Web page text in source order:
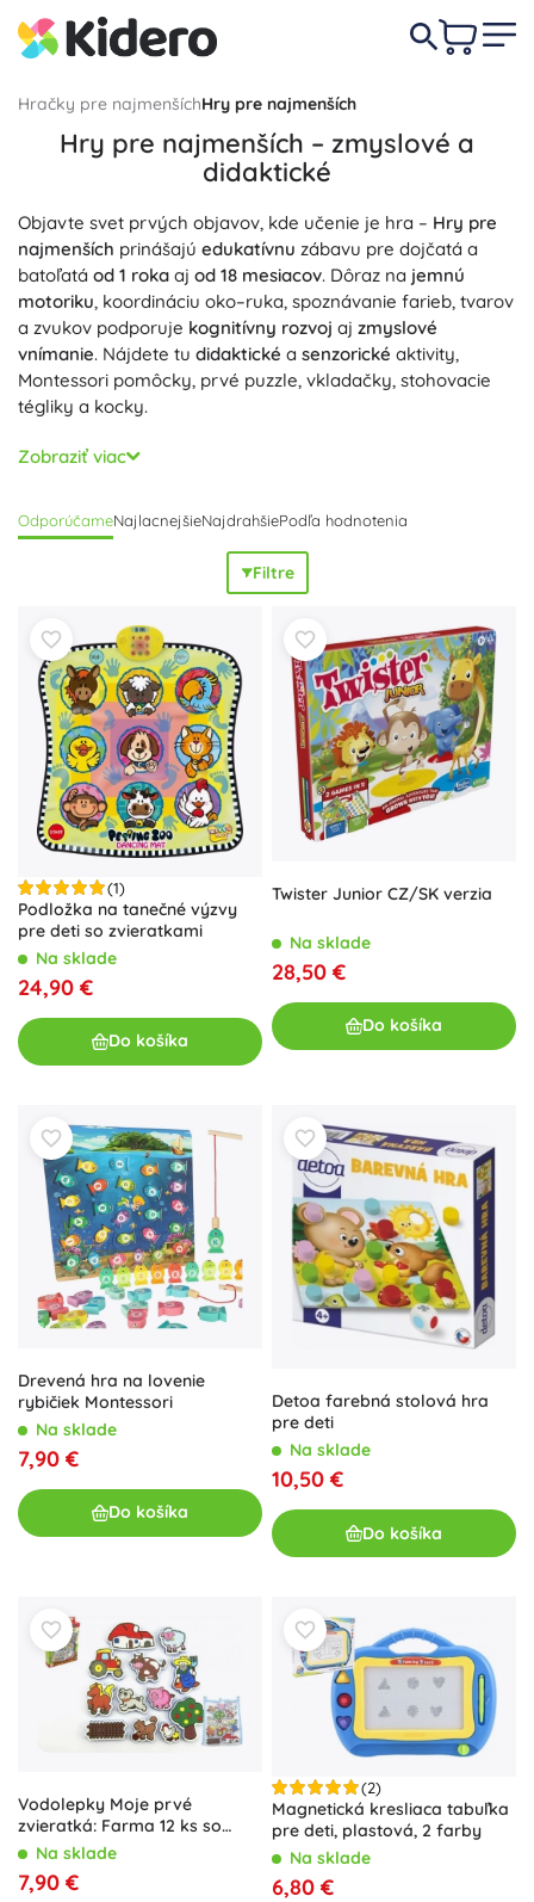
Hračky pre najmenšíchHry pre najmenších
Hry pre najmenších – zmyslové a
didaktické
Objavte svet prvých objavov, kde učenie je hra – Hry pre
najmenších prinášajú edukatívnu zábavu pre dojčatá a
batoľatá od 1 roka aj od 18 mesiacov. Dôraz na jemnú
motoriku, koordináciu oko–ruka, spoznávanie farieb, tvarov
a zvukov podporuje kognitívny rozvoj aj zmyslové
vnímanie. Nájdete tu didaktické a senzorické aktivity,
Montessori pomôcky, prvé puzzle, vkladačky, stohovacie
tégliky a kocky.
Prioritou je
ftalátov a ťažkých kovov, vyhovujúce normám a
farbami na vodnej báze, zaoblené hrany, mäkký silikón a
textílie príjemné na dotyk chránia citlivé detské ruky.
Ergonomické tvary a väčšie dieliky sú prispôsobené malým
prstíkom, aby bolo hranie intuitívne,
pri prvom pokuse.
hry pre dojčatá a batoľatá,
ako navliekacie koráliky, triedenie tvarov, prvé hudobné
nástroje a zvukové knižky, posilňujúlogické myslenie,
sústredenie a riešenie problémov. Diely majú kontrastné
farby, rôzne textúry a jemné zvukové efekty na stimuláciu
všetkých zmyslov, zároveň sú ľahko umývateľné a odolné
na každodenné hranie doma aj na cestách. Vyberte si
interaktívneaedukatívnehry pre najmenších, ktoré
podporia prirodzený rozvoj s radosťou z objavovania.
Zobraziť viac
OdporúčameNajlacnejšieNajdrahšiePodľa hodnotenia
Filtre
(1)
Podložka na tanečné výzvy
pre deti so zvieratkami
Na sklade
24,90 €
Do košíka
Twister Junior CZ/SK verzia
Na sklade
28,50 €
Do košíka
Drevená hra na lovenie
rybičiek Montessori
Na sklade
7,90 €
Do košíka
Detoa farebná stolová hra
pre deti
Na sklade
10,50 €
Do košíka
Vodolepky Moje prvé
zvieratká: Farma 12 ks so
sieťkou
Na sklade
7,90 €
(2)
Magnetická kresliaca tabuľka
pre deti, plastová, 2 farby
Na sklade
6,80 €